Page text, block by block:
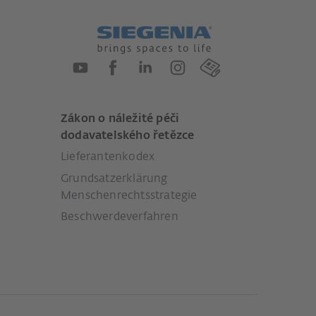
Zákon o náležité péči
dodavatelského řetězce
Lieferantenkodex
Grundsatzerklärung
Menschenrechtsstrategie
Beschwerdeverfahren